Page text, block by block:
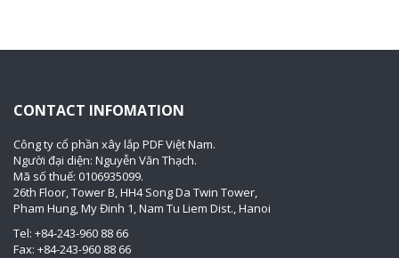
CONTACT INFOMATION
Công ty cổ phần xây lắp PDF Việt Nam.
Người đại diện: Nguyễn Văn Thạch.
Mã số thuế: 0106935099.
26th Floor, Tower B, HH4 Song Da Twin Tower,
Pham Hung, My Đinh 1, Nam Tu Liem Dist., Hanoi
Tel: +84-243-960 88 66
Fax: +84-243-960 88 66